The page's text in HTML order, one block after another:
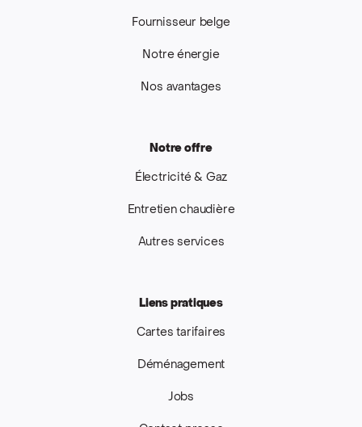
Fournisseur belge
Notre énergie
Nos avantages
Notre offre
Électricité & Gaz
Entretien chaudière
Autres services
Liens pratiques
Cartes tarifaires
Déménagement
Jobs